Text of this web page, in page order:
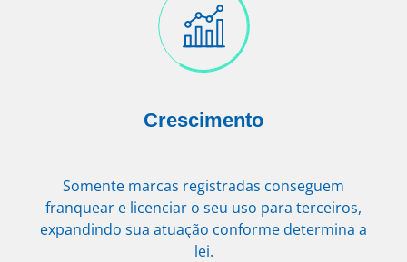
Crescimento
Somente marcas registradas conseguem
franquear e licenciar o seu uso para terceiros,
expandindo sua atuação conforme determina a
lei.